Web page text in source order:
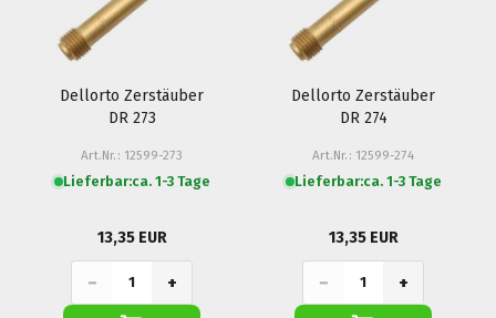
Dellorto Zerstäuber
DR 273
Art.Nr.: 12599-273
Lieferbar:ca. 1-3 Tage
13,35 EUR
− +
Dellorto Zerstäuber
DR 274
Art.Nr.: 12599-274
Lieferbar:ca. 1-3 Tage
13,35 EUR
− +